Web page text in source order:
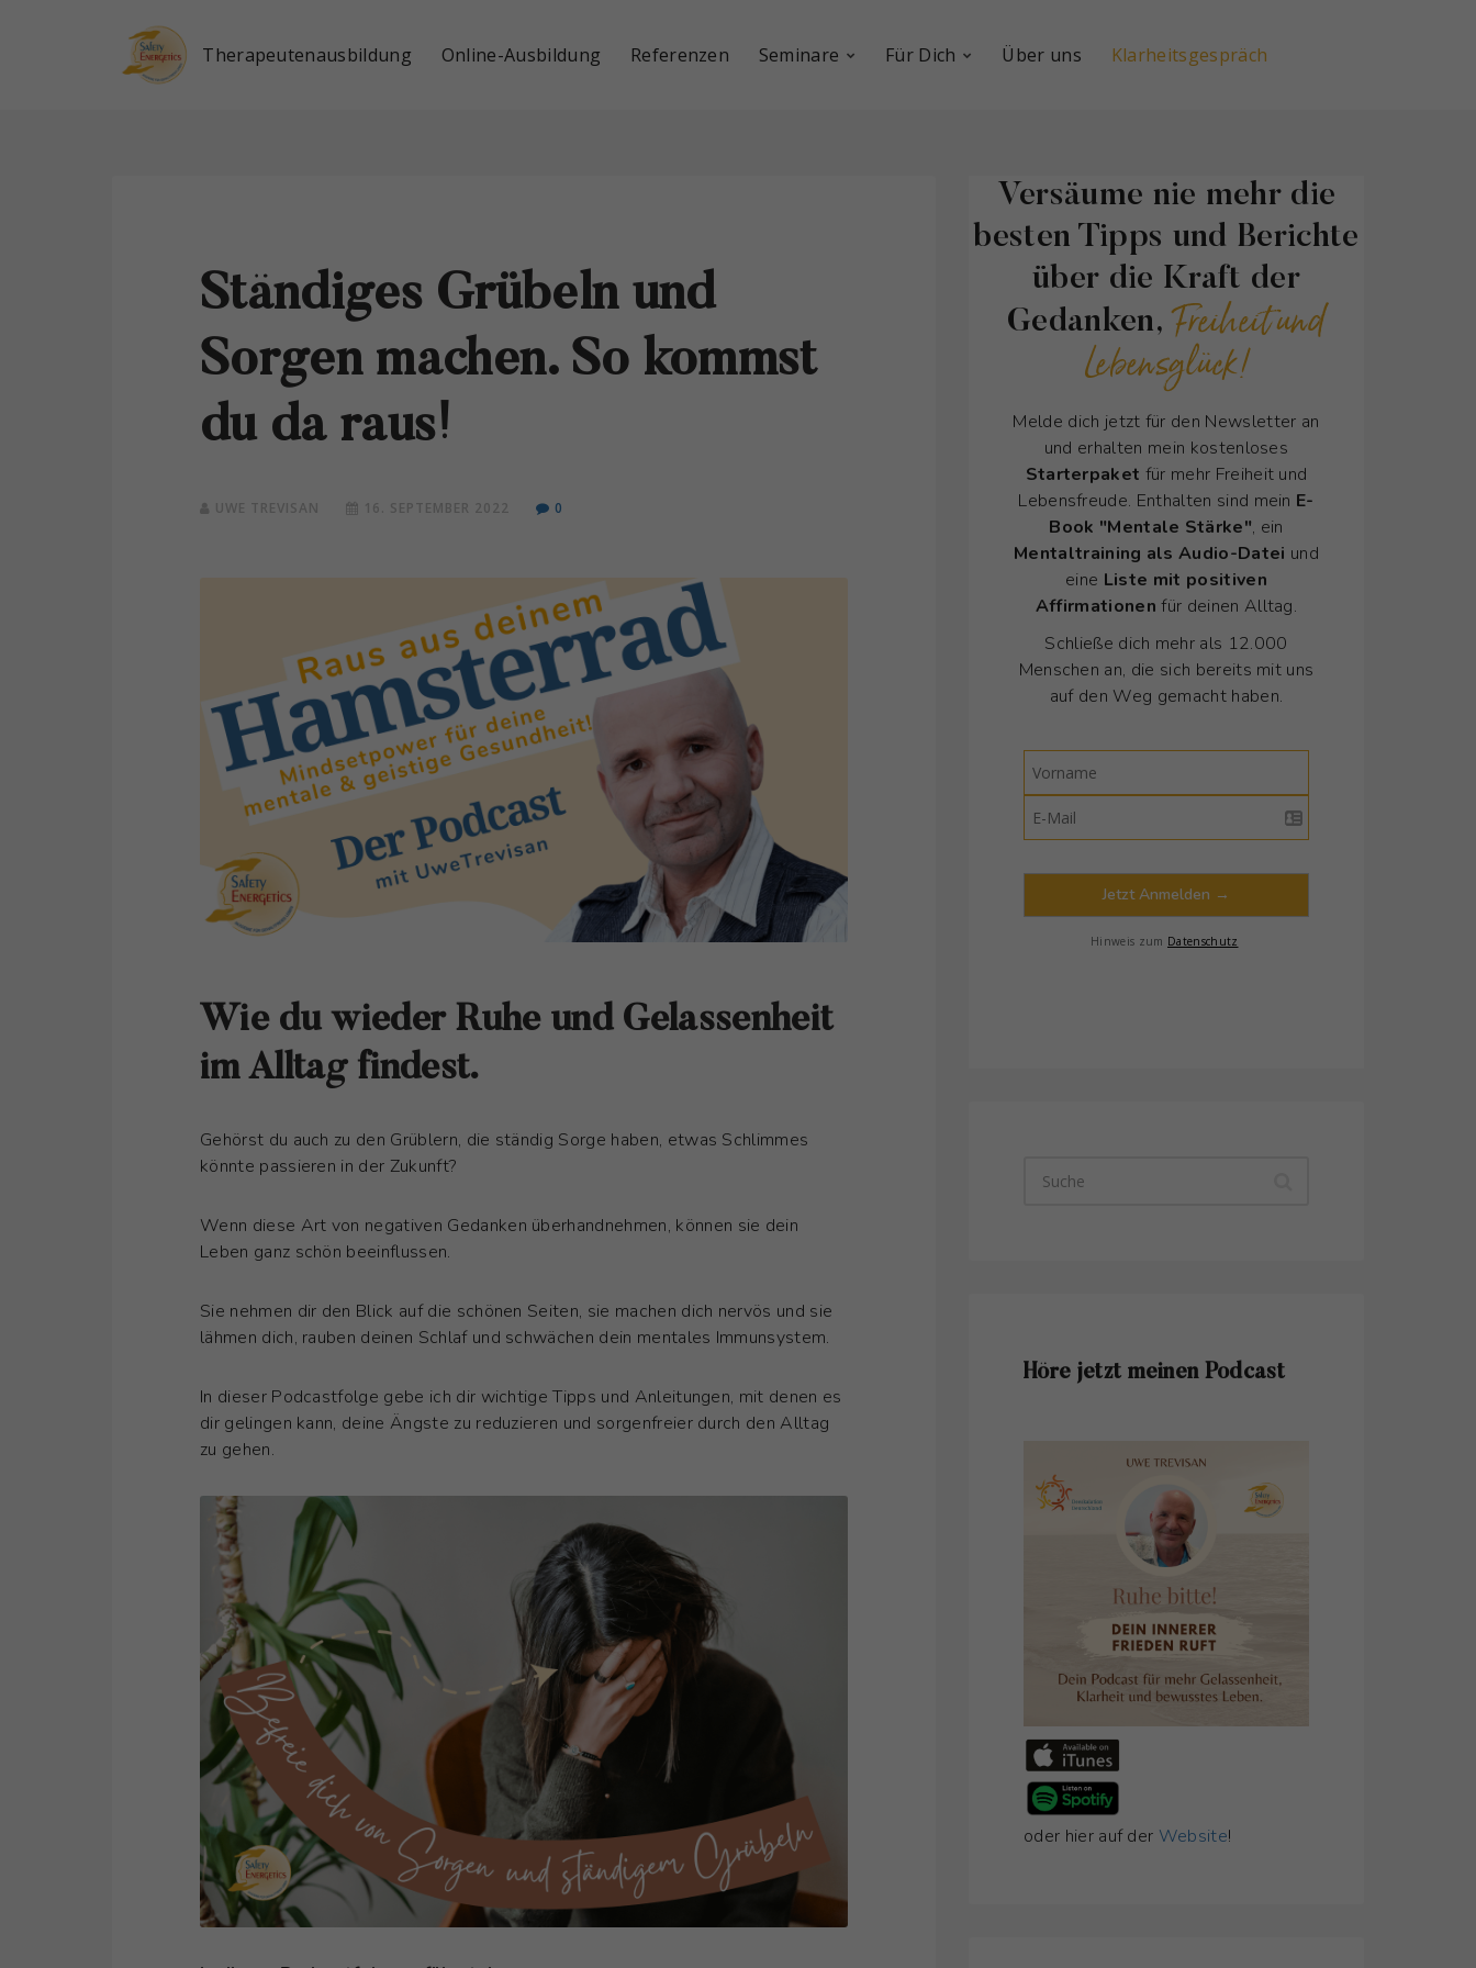
Therapeutenausbildung Online-Ausbildung Referenzen Seminare Für Dich Über uns Klarheitsgespräch
Ständiges Grübeln und
Sorgen machen. So kommst
du da raus!
UWE TREVISAN 16. SEPTEMBER 2022 0
Wie du wieder Ruhe und Gelassenheit
im Alltag findest.
Gehörst du auch zu den Grüblern, die ständig Sorge haben, etwas Schlimmes
könnte passieren in der Zukunft?
Wenn diese Art von negativen Gedanken überhandnehmen, können sie dein
Leben ganz schön beeinflussen.
Sie nehmen dir den Blick auf die schönen Seiten, sie machen dich nervös und sie
lähmen dich, rauben deinen Schlaf und schwächen dein mentales Immunsystem.
In dieser Podcastfolge gebe ich dir wichtige Tipps und Anleitungen, mit denen es
dir gelingen kann, deine Ängste zu reduzieren und sorgenfreier durch den Alltag
zu gehen.
Versäume nie mehr die
besten Tipps und Berichte
über die Kraft der
Gedanken,Freiheit und
Lebensglück!
Melde dich jetzt für den Newsletter an
und erhalten mein kostenloses
Starterpaket für mehr Freiheit und
Lebensfreude. Enthalten sind mein E-
Book "Mentale Stärke", ein
Mentaltraining als Audio-Datei und
eine Liste mit positiven
Affirmationen für deinen Alltag.
Schließe dich mehr als 12.000
Menschen an, die sich bereits mit uns
auf den Weg gemacht haben.
Jetzt Anmelden →
Hinweis zum Datenschutz
Höre jetzt meinen Podcast
oder hier auf der Website!